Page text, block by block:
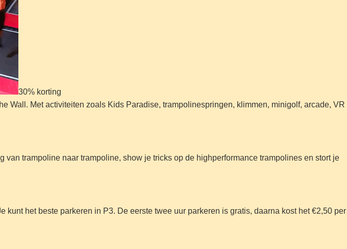
30% korting
Wall. Met activiteiten zoals Kids Paradise, trampolinespringen, klimmen, minigolf, arcade, VR
trampoline naar trampoline, show je tricks op de highperformance trampolines en stort je
het beste parkeren in P3. De eerste twee uur parkeren is gratis, daarna kost het €2,50 per